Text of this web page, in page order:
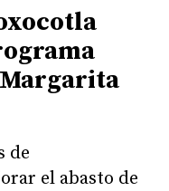
de
el abasto de